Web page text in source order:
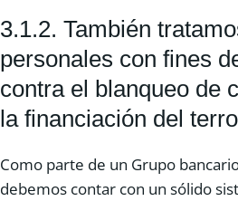
3.1.2. También
personales con fines
contra el blanqueo de
la financiación del
Como parte de un Grupo
debemos contar con un sólido